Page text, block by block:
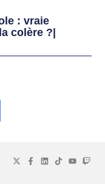
: vraie
colère ?|